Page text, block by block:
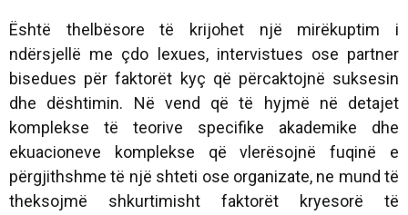
Është thelbësore të krijohet një mirëkuptim i
ndërsjellë me çdo lexues, intervistues ose partner
bisedues për faktorët kyç që përcaktojnë suksesin
dhe dështimin. Në vend që të hyjmë në detajet
komplekse të teorive specifike akademike dhe
ekuacioneve komplekse që vlerësojnë fuqinë e
përgjithshme të një shteti ose organizate, ne mund të
theksojmë shkurtimisht faktorët kryesorë të